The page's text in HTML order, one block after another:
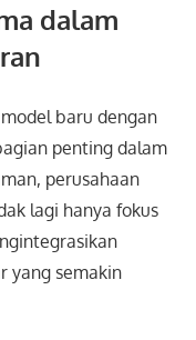
dalam
baru dengan
penting dalam
perusahaan
lagi hanya fokus
yang semakin